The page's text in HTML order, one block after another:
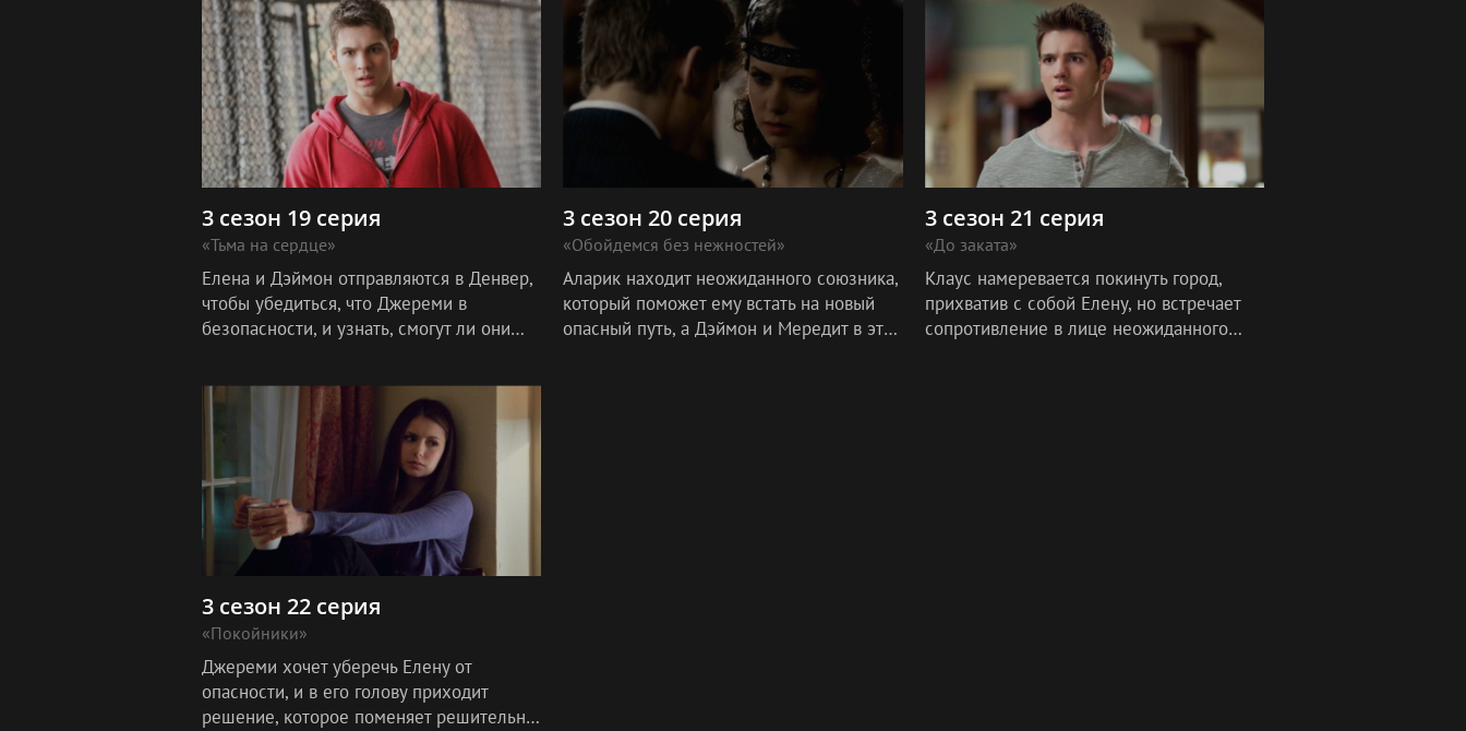
вампиршу Сейдж, к
но его радует р
3 сезон 19 серия
«Тьма на сердце»
Елена и Дэймон отправляются в Денвер,
чтобы убедиться, что Джереми в
безопасности, и узнать, смогут ли они
необходимую им инф
3 сезон 20 серия
«Обойдемся без нежностей»
Аларик находит неожиданного союзника,
который поможет ему встать на новый
опасный путь, а Дэймон и Мередит в это
3 сезон 21 серия
«До заката»
Клаус намеревается покинуть город,
прихватив с собой Елену, но встречает
сопротивление в лице неожиданного
3 сезон 22 серия
«Покойники»
Джереми хочет уберечь Елену от
опасности, и в его голову приходит
решение, которое поменяет решительно